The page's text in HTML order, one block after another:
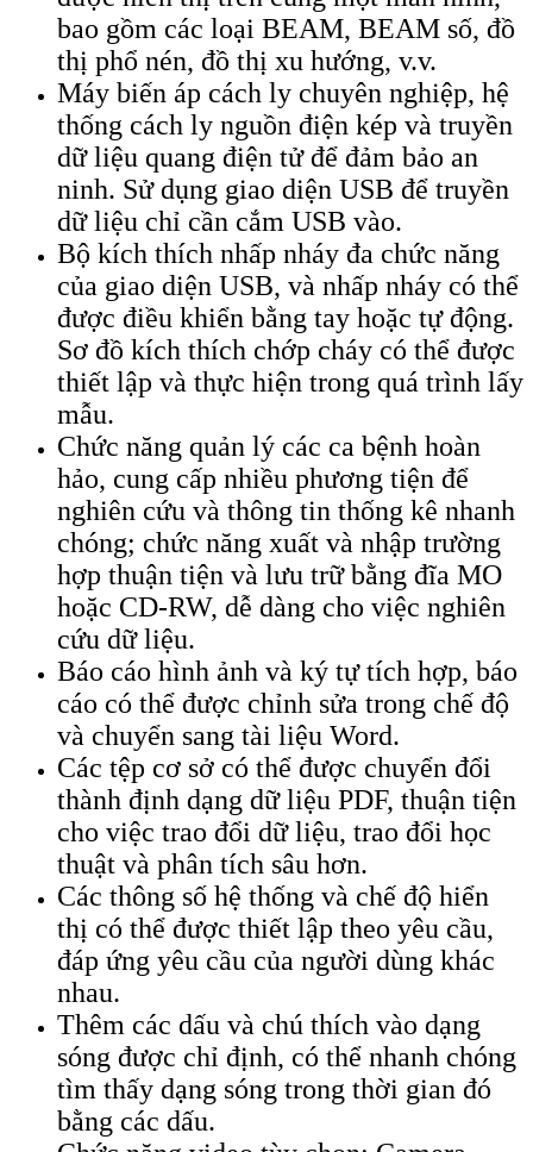
bao gồm các loại BEAM, BEAM số, đồ
thị phổ nén, đồ thị xu hướng, v.v.
Máy biến áp cách ly chuyên nghiệp, hệ
thống cách ly nguồn điện kép và truyền
dữ liệu quang điện tử để đảm bảo an
ninh. Sử dụng giao diện USB để truyền
dữ liệu chỉ cần cắm USB vào.
Bộ kích thích nhấp nháy đa chức năng
của giao diện USB, và nhấp nháy có thể
được điều khiển bằng tay hoặc tự động.
Sơ đồ kích thích chớp cháy có thể được
thiết lập và thực hiện trong quá trình lấy
mẫu.
Chức năng quản lý các ca bệnh hoàn
hảo, cung cấp nhiều phương tiện để
nghiên cứu và thông tin thống kê nhanh
chóng; chức năng xuất và nhập trường
hợp thuận tiện và lưu trữ bằng đĩa MO
hoặc CD-RW, dễ dàng cho việc nghiên
cứu dữ liệu.
Báo cáo hình ảnh và ký tự tích hợp, báo
cáo có thể được chỉnh sửa trong chế độ
và chuyển sang tài liệu Word.
Các tệp cơ sở có thể được chuyển đổi
thành định dạng dữ liệu PDF, thuận tiện
cho việc trao đổi dữ liệu, trao đổi học
thuật và phân tích sâu hơn.
Các thông số hệ thống và chế độ hiển
thị có thể được thiết lập theo yêu cầu,
đáp ứng yêu cầu của người dùng khác
nhau.
Thêm các dấu và chú thích vào dạng
sóng được chỉ định, có thể nhanh chóng
tìm thấy dạng sóng trong thời gian đó
bằng các dấu.